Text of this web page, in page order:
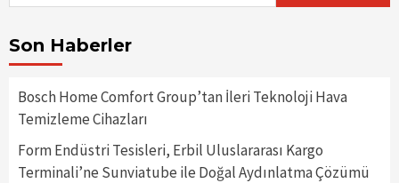
Son Haberler
Bosch Home Comfort Group’tan İleri Teknoloji Hava
Temizleme Cihazları
Form Endüstri Tesisleri, Erbil Uluslararası Kargo
Terminali’ne Sunviatube ile Doğal Aydınlatma Çözümü